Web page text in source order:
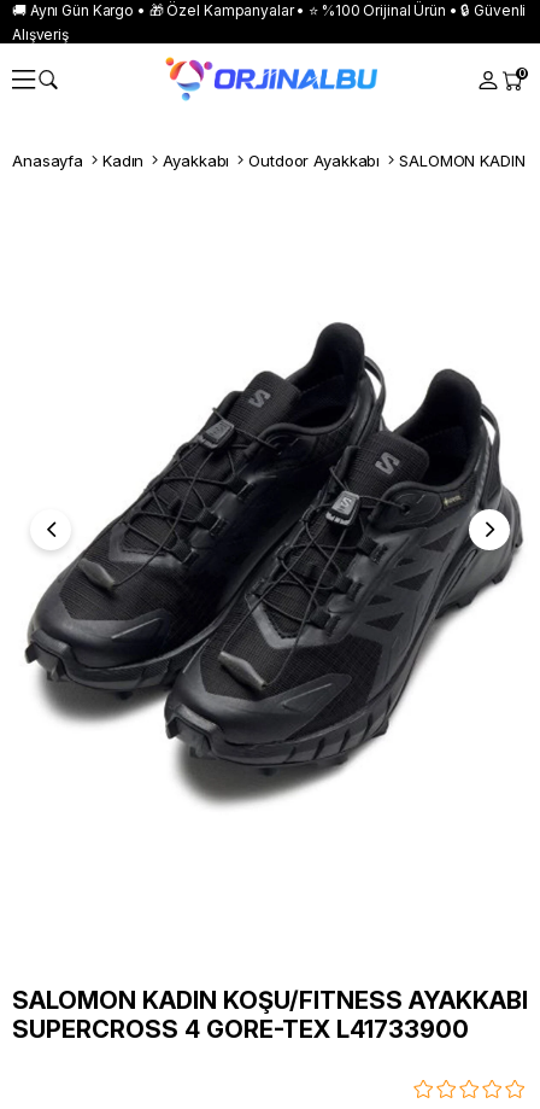
🚚 Aynı Gün Kargo • 🎁 Özel Kampanyalar • ⭐ %100 Orijinal Ürün • 🔒 Güvenli
Alışveriş
0
Anasayfa Kadın Ayakkabı Outdoor Ayakkabı
SALOMON KADIN KOŞU/FITNESS AYAKKABI
SUPERCROSS 4 GORE-TEX L41733900